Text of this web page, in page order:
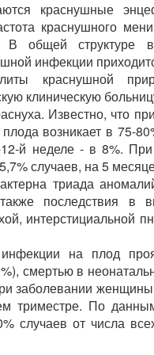
краснушные
краснушного
общей структуре
инфекции
краснушной
клиническую
Известно, что
возникает в 75-
й неделе - в 8%.
случаев, на 5
триада
последствия в
интерстициальной
на плод
смертью в
заболевании
триместре. По
случаев от числа